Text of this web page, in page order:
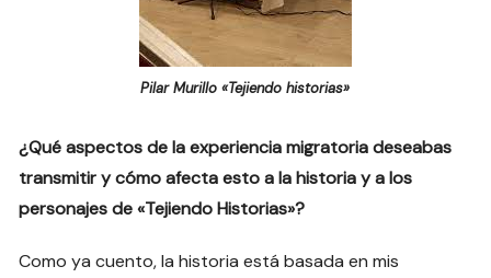
Pilar Murillo «Tejiendo historias»
¿Qué aspectos de la experiencia migratoria deseabas
transmitir y cómo afecta esto a la historia y a los
personajes de «Tejiendo Historias»?
Como ya cuento, la historia está basada en mis